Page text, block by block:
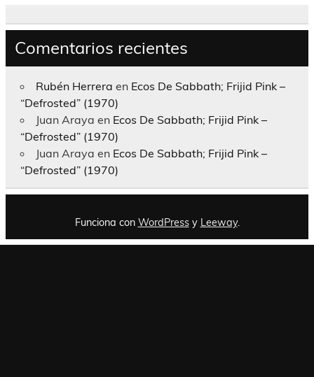
Comentarios recientes
Rubén Herrera en Ecos De Sabbath; Frijid Pink –
“Defrosted” (1970)
Juan Araya en Ecos De Sabbath; Frijid Pink –
“Defrosted” (1970)
Juan Araya en Ecos De Sabbath; Frijid Pink –
“Defrosted” (1970)
Funciona con WordPressy Leeway.